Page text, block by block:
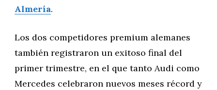
Almería.
Los dos competidores premium alemanes
también registraron un exitoso final del
primer trimestre, en el que tanto Audi como
Mercedes celebraron nuevos meses récord y